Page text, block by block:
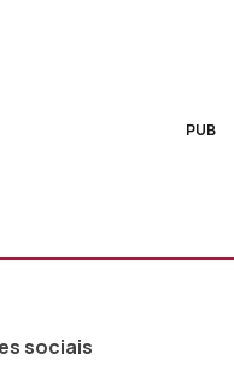
PUB
sociais